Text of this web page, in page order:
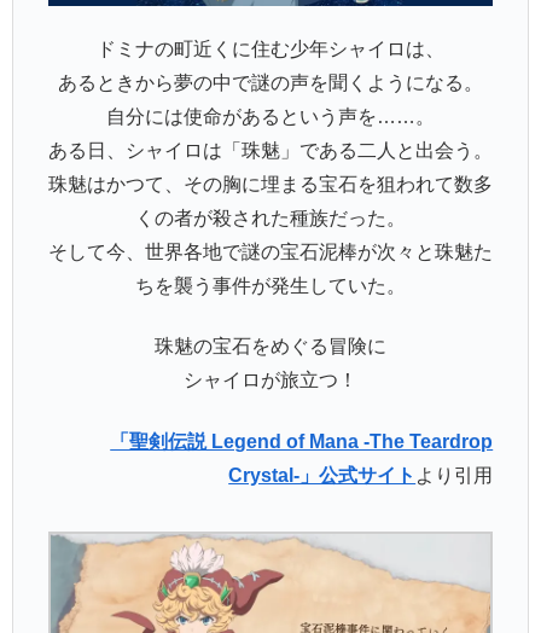
ドミナの町近くに住む少年シャイロは、
あるときから夢の中で謎の声を聞くようになる。
自分には使命があるという声を……。
ある日、シャイロは「珠魅」である二人と出会う。
珠魅はかつて、その胸に埋まる宝石を狙われて数多
くの者が殺された種族だった。
そして今、世界各地で謎の宝石泥棒が次々と珠魅た
ちを襲う事件が発生していた。
珠魅の宝石をめぐる冒険に
シャイロが旅立つ！
「聖剣伝説 Legend of Mana -The Teardrop
Crystal-」公式サイト より引用